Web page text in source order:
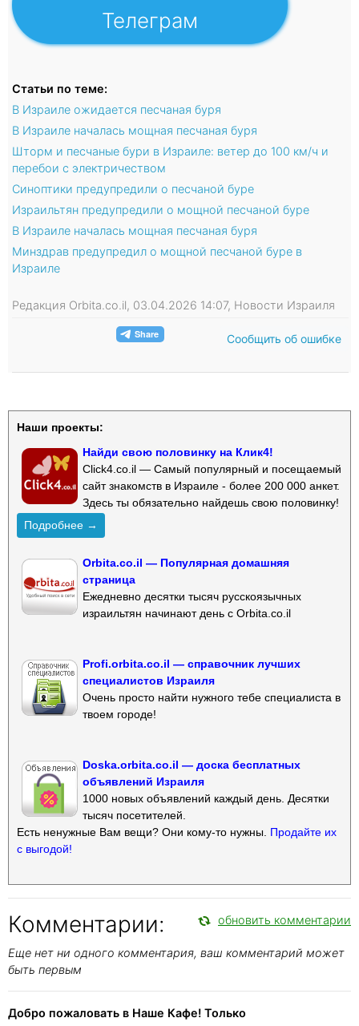
Телеграм
Статьи по теме:
В Израиле ожидается песчаная буря
В Израиле началась мощная песчаная буря
Шторм и песчаные бури в Израиле: ветер до 100 км/ч и
перебои с электричеством
Синоптики предупредили о песчаной буре
Израильтян предупредили о мощной песчаной буре
В Израиле началась мощная песчаная буря
Минздрав предупредил о мощной песчаной буре в
Израиле
Редакция Orbita.co.il, 03.04.2026 14:07, Новости Израиля
Сообщить об ошибке
Наши проекты:
Найди свою половинку на Клик4!
Click4.co.il — Самый популярный и посещаемый
сайт знакомств в Израиле - более 200 000 анкет.
Здесь ты обязательно найдешь свою половинку!
Подробнее →
Orbita.co.il — Популярная домашняя
страница
Ежедневно десятки тысяч русскоязычных
израильтян начинают день с Orbita.co.il
Profi.orbita.co.il — справочник лучших
специалистов Израиля
Очень просто найти нужного тебе специалиста в
твоем городе!
Doska.orbita.co.il — доска бесплатных
объявлений Израиля
1000 новых объявлений каждый день. Десятки
тысяч посетителей.
Есть ненужные Вам вещи? Они кому-то нужны. Продайте их
с выгодой!
Комментарии: обновить комментарии
Еще нет ни одного комментария, ваш комментарий может
быть первым
Добро пожаловать в Наше Кафе! Только